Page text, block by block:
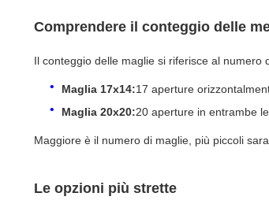
Comprendere il conteggio delle
Il conteggio delle maglie si riferisce al
Maglia 17x14:17 aperture
Maglia 20x20:20 aperture in entrambe
Maggiore è il numero di maglie, più piccoli
Le opzioni più strette